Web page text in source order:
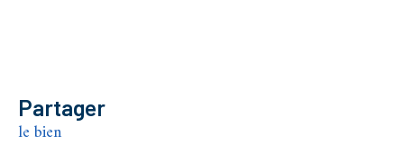
partager
le bien